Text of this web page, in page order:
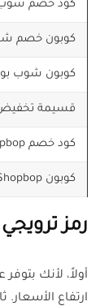
كود خصم
كوبون خصم
كوبون شوب
قسيمة
كود خصم Shopbop
كوبون Shopbop
رمز
أولاً، لأنك
ارتفاع الأسعار.